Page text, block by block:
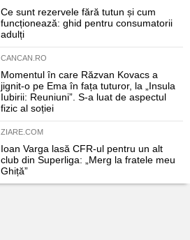
Ce sunt rezervele fără tutun și cum
funcționează: ghid pentru consumatorii
adulți
CANCAN.RO
Momentul în care Răzvan Kovacs a
jignit-o pe Ema în fața tuturor, la „Insula
Iubirii: Reuniuni”. S-a luat de aspectul
fizic al soției
ZIARE.COM
Ioan Varga lasă CFR-ul pentru un alt
club din Superliga: „Merg la fratele meu
Ghiță”